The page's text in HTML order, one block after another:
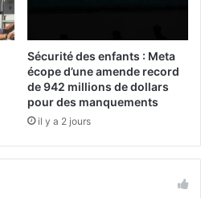
Sécurité des enfants : Meta
écope d’une amende record
de 942 millions de dollars
pour des manquements
il y a 2 jours